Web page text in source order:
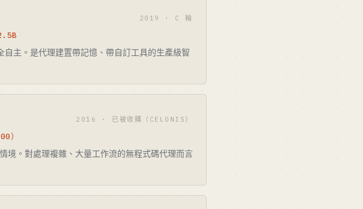
2019 · C 輪
主。是代理建置帶記憶、帶自訂工具的生產級智
2016 · 已被收購（CELONIS）
）
境。對處理複雜、大量工作流的無程式碼代理而言